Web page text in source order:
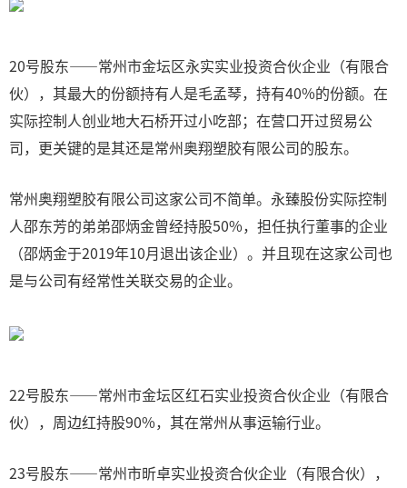
20号股东——常州市金坛区永实实业投资合伙企业（有限合
伙），其最大的份额持有人是毛孟琴，持有40%的份额。在
实际控制人创业地大石桥开过小吃部；在营口开过贸易公
司，更关键的是其还是常州奥翔塑胶有限公司的股东。
常州奥翔塑胶有限公司这家公司不简单。永臻股份实际控制
人邵东芳的弟弟邵炳金曾经持股50%，担任执行董事的企业
（邵炳金于2019年10月退出该企业）。并且现在这家公司也
是与公司有经常性关联交易的企业。
22号股东——常州市金坛区红石实业投资合伙企业（有限合
伙），周边红持股90%，其在常州从事运输行业。
23号股东——常州市昕卓实业投资合伙企业（有限合伙），